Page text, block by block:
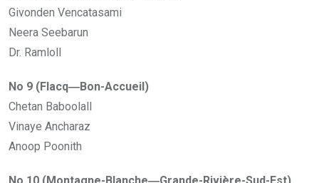
Givonden Vencatasami
Neera Seebarun
Dr. Ramloll
No 9 (Flacq―Bon-Accueil)
Chetan Baboolall
Vinaye Ancharaz
Anoop Poonith
No 10 (Montagne-Blanche―Grande-Rivière-Sud-Est)